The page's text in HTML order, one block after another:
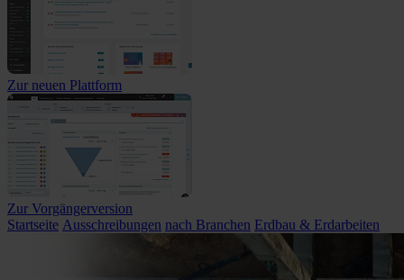
Zur neuen Plattform
Zur Vorgängerversion
Startseite Ausschreibungen nach Branchen Erdbau & Erdarbeiten